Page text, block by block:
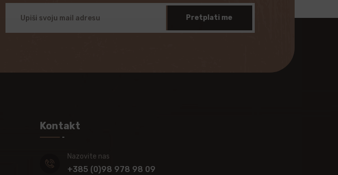
Pretplati me
Kontakt
Nazovite nas
+385 (0)98 978 98 09